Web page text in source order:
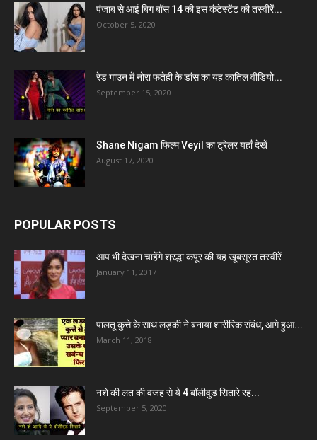
पंजाब से आई बिग बॉस 14 की इस कंटेस्टेंट की तस्वीरें...
October 5, 2020
रेड गाउन में नोरा फतेही के डांस का यह कातिल वीडियो...
September 15, 2020
Shane Nigam फिल्म Veyil का ट्रेलर यहाँ देखें
August 17, 2020
POPULAR POSTS
आप भी देखना चाहेंगे श्रद्धा कपूर की यह खूबसूरत तस्वीरें
January 11, 2017
पालतू कुत्ते के साथ लड़की ने बनाया शारीरिक संबंध, आगे हुआ...
March 11, 2018
नशे की लत की वजह से ये 4 बॉलीवुड सितारे रह...
September 5, 2020